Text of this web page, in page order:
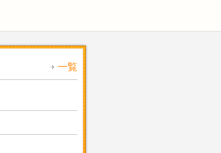
一覧